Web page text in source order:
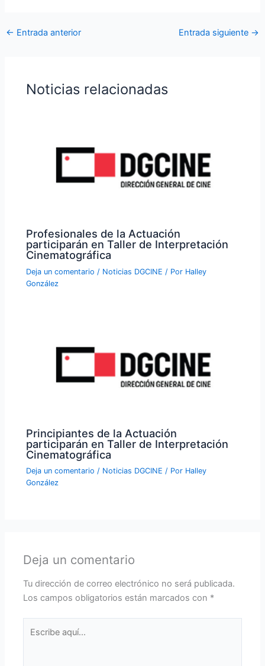
← Entrada anterior Entrada siguiente →
Noticias relacionadas
Profesionales de la Actuación
participarán en Taller de Interpretación
Cinematográfica
Deja un comentario / Noticias DGCINE / Por Halley
González
Principiantes de la Actuación
participarán en Taller de Interpretación
Cinematográfica
Deja un comentario / Noticias DGCINE / Por Halley
González
Deja un comentario
Tu dirección de correo electrónico no será publicada.
Los campos obligatorios están marcados con *
aquí...